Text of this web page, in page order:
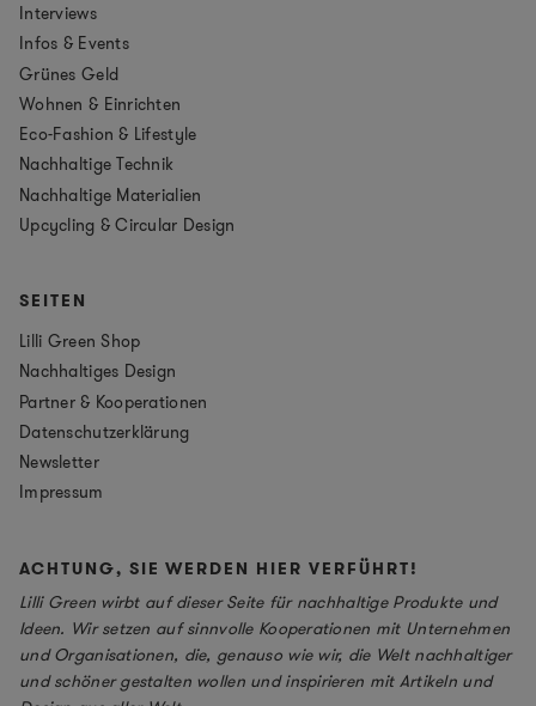
Interviews
Infos & Events
Grünes Geld
Wohnen & Einrichten
Eco-Fashion & Lifestyle
Nachhaltige Technik
Nachhaltige Materialien
Upcycling & Circular Design
SEITEN
Lilli Green Shop
Nachhaltiges Design
Partner & Kooperationen
Datenschutzerklärung
Newsletter
Impressum
ACHTUNG, SIE WERDEN HIER VERFÜHRT!
Lilli Green wirbt auf dieser Seite für nachhaltige Produkte und
Ideen. Wir setzen auf sinnvolle Kooperationen mit Unternehmen
und Organisationen, die, genauso wie wir, die Welt nachhaltiger
und schöner gestalten wollen und inspirieren mit Artikeln und